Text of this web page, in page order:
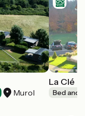
Murol
La Clé
Bed and